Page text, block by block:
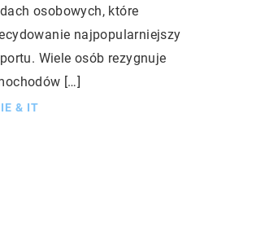
osobowych, które
najpopularniejszy
Wiele osób rezygnuje
[…]
& IT